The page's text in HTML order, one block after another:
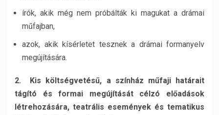
írók, akik még nem próbálták ki magukat a drámai
műfajban,
azok, akik kísérletet tesznek a drámai formanyelv
megújítására.
2. Kis költségvetésű, a színház műfaji határait
tágító és formai megújítását célzó előadások
létrehozására, teatrális események és tematikus